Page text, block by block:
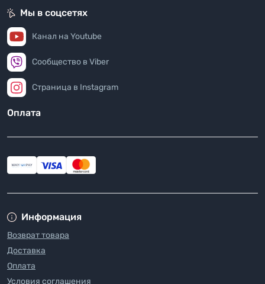
Информация
Возврат товара
Доставка
Оплата
Условия соглашения
Мы в соцсетях
Канал на Youtube
Сообщество в Viber
Страница в Instagram
Оплата